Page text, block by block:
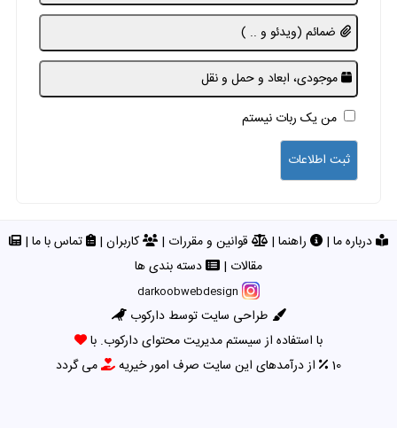
ضمائم (ویدئو و .. )
موجودی، ابعاد و حمل و نقل
من یک ربات نیستم
درباره ما | راهنما | قوانین و مقررات | کاربران | تماس با ما|
مقالات | دسته بندی ها
darkoobwebdesign
طراحی سایت توسط دارکوب
با استفاده از سیستم مدیریت محتوای دارکوب. با
10
از درآمدهای این سایت صرف امور خیریه می گردد